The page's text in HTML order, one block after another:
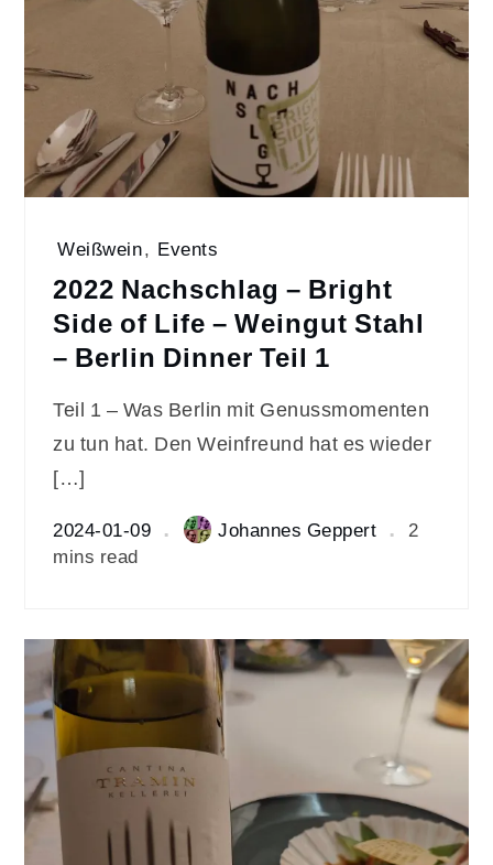
Weißwein, Events
2022 Nachschlag – Bright
Side of Life – Weingut Stahl
– Berlin Dinner Teil 1
Teil 1 – Was Berlin mit Genussmomenten
zu tun hat. Den Weinfreund hat es wieder
[…]
2024-01-09 Johannes Geppert
2
mins read